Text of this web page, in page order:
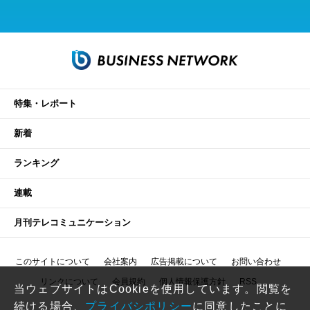
特集・レポート
新着
ランキング
連載
月刊テレコミュニケーション
このサイトについて 会社案内 広告掲載について お問い合わせ
リンクについて 会員規約 個人情報保護方針 RSS
当ウェブサイトはCookieを使用しています。閲覧を
続ける場合、 プライバシポリシーに同意したことに